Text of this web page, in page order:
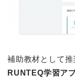
補助教材として推
RUNTEQ学習ア